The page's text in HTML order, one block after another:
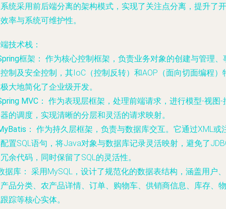
统采用前后端分离的架构模式，实现了关注点分离，提升了开
率与系统可维护性。
技术栈：
框架： 作为核心控制框架，负责业务对象的创建与管理、
制及安全控制，其IoC（控制反转）和AOP（面向切面编程）
大地简化了企业级开发。
MVC： 作为表现层框架，处理前端请求，进行模型-视图-
的调度，实现清晰的分层和灵活的请求映射。
： 作为持久层框架，负责与数据库交互。它通过XML或
置SQL语句，将Java对象与数据库记录灵活映射，避免了
余代码，同时保留了SQL的灵活性。
据库： 采用MySQL，设计了规范化的数据表结构，涵盖用户、
品分类、农产品详情、订单、购物车、供销商信息、库存、物
踪等核心实体。